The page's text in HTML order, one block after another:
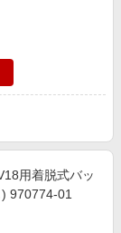
用着脱式バッ
970774-01